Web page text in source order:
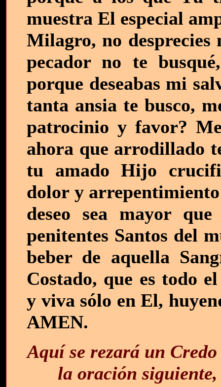
muestra El especial
Milagro, no desprecies
pecador no te
porque deseabas mi
tanta ansia te busco,
patrocinio y favor?
ahora que arrodillado
tu amado Hijo
dolor y arrepentimiento
deseo sea mayor
penitentes Santos del
beber de aquella
Costado, que es todo
y viva sólo en El,
AMEN.
Aquí se rezará un
la oración siguiente,